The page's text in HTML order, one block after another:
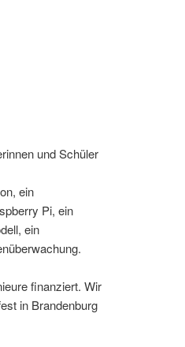
und Schüler
ein
Pi, ein
ein
finanziert. Wir
in Brandenburg